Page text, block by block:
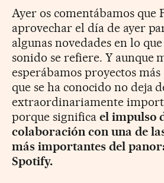
Ayer os comentábamos que
aprovechar el día de ayer
algunas novedades en lo
sonido se refiere. Y aunque
esperábamos proyectos
que se ha conocido no deja
extraordinariamente
porque significa el impulso
colaboración con una de
más importantes del
Spotify.